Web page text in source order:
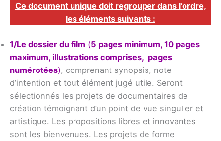
Ce document unique doit regrouper dans l’ordre,
les éléments suivants :
1/Le dossier du film (5 pages minimum, 10 pages
maximum, illustrations comprises, pages
numérotées), comprenant synopsis, note
d’intention et tout élément jugé utile. Seront
sélectionnés les projets de documentaires de
création témoignant d’un point de vue singulier et
artistique. Les propositions libres et innovantes
sont les bienvenues. Les projets de forme